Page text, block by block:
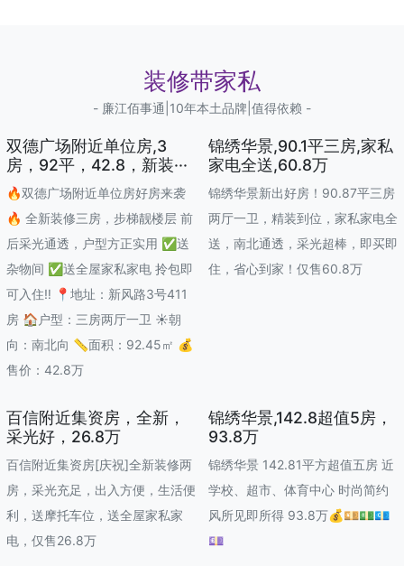
装修带家私
- 廉江佰事通|10年本土品牌|值得依赖 -
双德广场附近单位房,3
房，92平，42.8，新装···
🔥双德广场附近单位房好房来袭
🔥 全新装修三房，步梯靓楼层 前
后采光通透，户型方正实用 ✅送
杂物间 ✅送全屋家私家电 拎包即
可入住‼️ 📍地址：新风路3号411
房 🏠户型：三房两厅一卫 ☀️朝
向：南北向 📏面积：92.45㎡ 💰
售价：42.8万
锦绣华景,90.1平三房,家私
家电全送,60.8万
锦绣华景新出好房！90.87平三房
两厅一卫，精装到位，家私家电全
送，南北通透，采光超棒，即买即
住，省心到家！仅售60.8万
百信附近集资房，全新，
采光好，26.8万
百信附近集资房[庆祝]全新装修两
房，采光充足，出入方便，生活便
利，送摩托车位，送全屋家私家
电，仅售26.8万
锦绣华景,142.8超值5房，
93.8万
锦绣华景 142.81平方超值五房 近
学校、超市、体育中心 时尚简约
风所见即所得 93.8万💰💴💵💶
💷